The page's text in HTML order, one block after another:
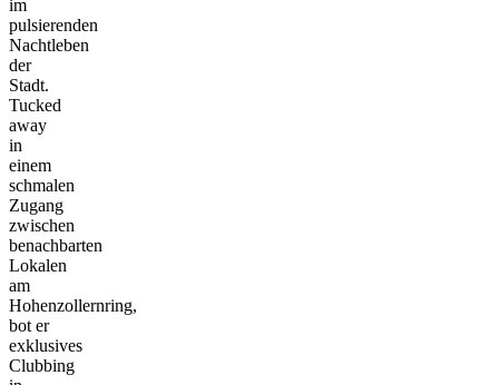
im
pulsierenden
Nachtleben
der
Stadt.
Tucked
away
in
einem
schmalen
Zugang
zwischen
benachbarten
Lokalen
am
Hohenzollernring,
bot er
exklusives
Clubbing